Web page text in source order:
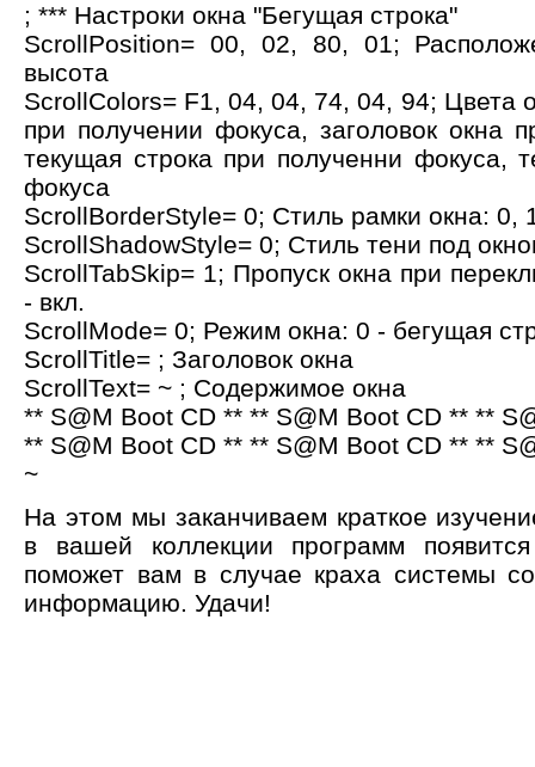
; *** Настроки окна "Бегущая строка"
ScrollPosition= 00, 02, 80, 01;
высота
ScrollColors= F1, 04, 04, 74, 04, 94; Цвета
при получении фокуса, заголовок окна
текущая строка при полученни фокуса,
фокуса
ScrollBorderStyle= 0; Стиль рамки окна: 0,
ScrollShadowStyle= 0; Стиль тени под
ScrollTabSkip= 1; Пропуск окна при
- вкл.
ScrollMode= 0; Режим окна: 0 - бегущая
ScrollTitle= ; Заголовок окна
ScrollText= ~ ; Содержимое окна
** S@M Boot CD ** ** S@M Boot CD ** **
** S@M Boot CD ** ** S@M Boot CD ** **
~
На этом мы заканчиваем краткое
в вашей коллекции программ
поможет вам в случае краха системы
информацию. Удачи!